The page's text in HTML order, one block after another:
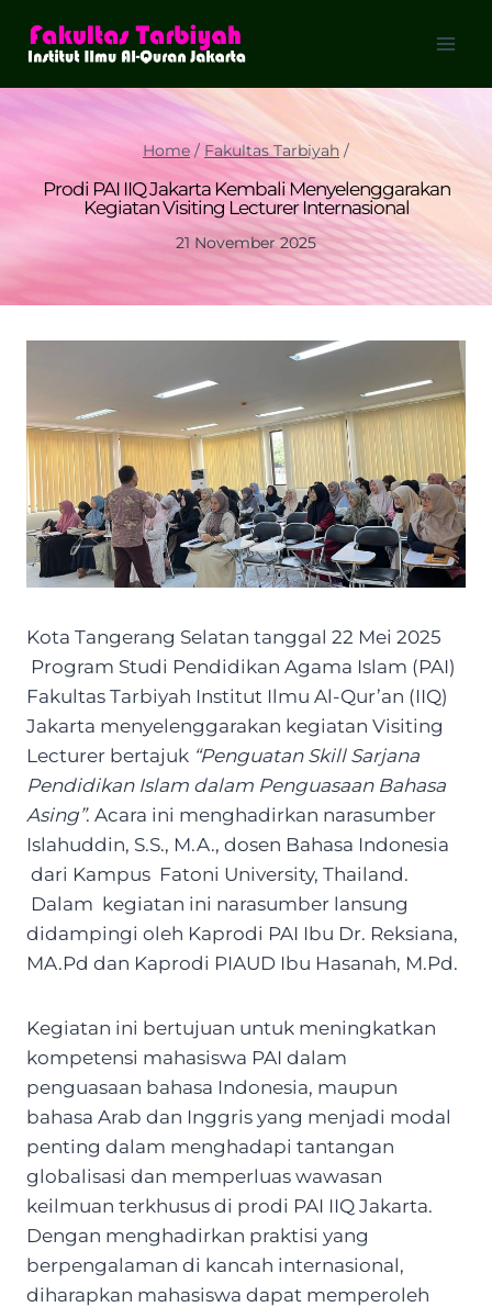
Home / Fakultas Tarbiyah /
Prodi PAI IIQ Jakarta Kembali Menyelenggarakan
Kegiatan Visiting Lecturer Internasional
21 November 2025
Kota Tangerang Selatan tanggal 22 Mei 2025
Program Studi Pendidikan Agama Islam (PAI)
Fakultas Tarbiyah Institut Ilmu Al-Qur’an (IIQ)
Jakarta menyelenggarakan kegiatan Visiting
Lecturer bertajuk “Penguatan Skill Sarjana
Pendidikan Islam dalam Penguasaan Bahasa
Asing”. Acara ini menghadirkan narasumber
Islahuddin, S.S., M.A., dosen Bahasa Indonesia
dari Kampus Fatoni University, Thailand.
Dalam kegiatan ini narasumber lansung
didampingi oleh Kaprodi PAI Ibu Dr. Reksiana,
MA.Pd dan Kaprodi PIAUD Ibu Hasanah, M.Pd.
Kegiatan ini bertujuan untuk meningkatkan
kompetensi mahasiswa PAI dalam
penguasaan bahasa Indonesia, maupun
bahasa Arab dan Inggris yang menjadi modal
penting dalam menghadapi tantangan
globalisasi dan memperluas wawasan
keilmuan terkhusus di prodi PAI IIQ Jakarta.
Dengan menghadirkan praktisi yang
berpengalaman di kancah internasional,
diharapkan mahasiswa dapat memperoleh